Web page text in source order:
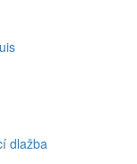
dlažba